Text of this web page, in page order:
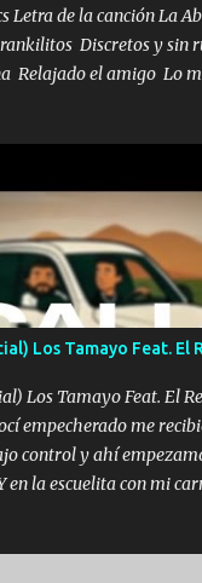
Letra de la canción La
Discretos y sin
Relajado el amigo Lo
marciales Y sus
Para agarrar el vuelo
un buen trago Y así
(Music) A vido
le aflojamos Ya me han
Pero la vida es muy
seguir trabajando porque
Los Tamayo Feat. El
Los Tamayo Feat. El
empecherado me
control y ahí
la escuelita con mi